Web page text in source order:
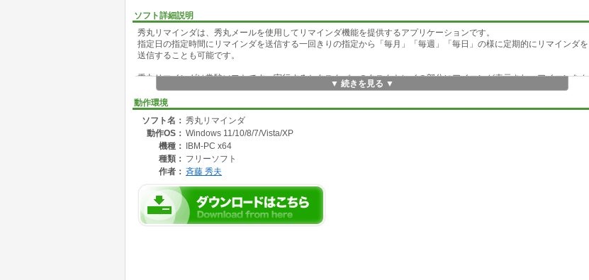
ソフト詳細説明
秀丸リマインダは、秀丸メールを使用してリマインダ機能を提供するアプリケーションです。
指定日の指定時間にリマインダを送信する一回きりの指定から「毎月」「毎週」「毎日」の様に定期的にリマインダを
送信することも可能です。
秀丸リマインダは常駐ソフトです。実行するとタスクバーのタスクトレイの部分にアイコンが表示され、アイコンをク
リックするとメニューが表示されます。
秀丸リマインダはオプションの設定を行うことで、パソコンが休止状態になっていてもリマインダの実行時間が来ると
パソコンを復帰させてリマインダの実行を行います。 リマインダの実行後はパソコンを休止状態に戻します。
▼ 続きを見る ▼
動作環境
ソフト名： 秀丸リマインダ
動作OS： Windows 11/10/8/7/Vista/XP
機種：
IBM-PC x64
種類： フリーソフト
作者： 斉藤 秀夫